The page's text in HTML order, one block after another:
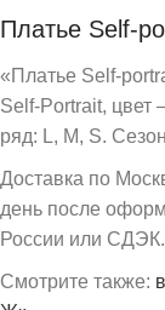
Платье Self-
«Платье Self-
Self-Portrait,
ряд: L, M, S.
Доставка по
день после
России или СДЭК.
Смотрите также: